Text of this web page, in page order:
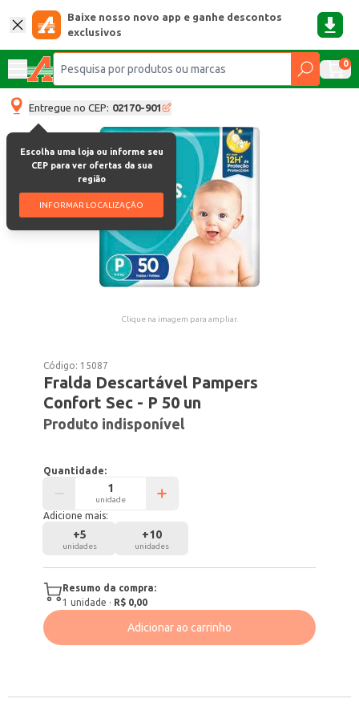
Baixe nosso novo app e ganhe descontos
exclusivos
0
Entregue no CEP: 02170-901
Escolha uma loja ou informe seu
CEP para ver ofertas da sua
região
INFORMAR LOCALIZAÇÃO
Clique na imagem para ampliar.
Código: 15087
Fralda Descartável Pampers
Confort Sec - P 50 un
Produto indisponível
Quantidade:
unidade
Adicione mais:
+5
unidades
+10
unidades
Resumo da compra:
1 unidade · R$ 0,00
Adicionar ao carrinho